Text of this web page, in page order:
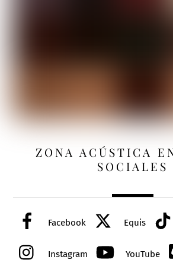
ZONA ACÚSTICA
SOCIALES
Facebook Equis
Instagram YouTube